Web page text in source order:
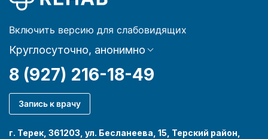
Включить версию для слабовидящих
Круглосуточно, анонимно
8 (927) 216-18-49
Запись к врачу
г. Терек, 361203, ул. Бесланеева, 15, Терский район,